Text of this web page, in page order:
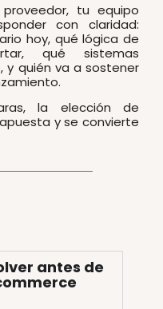
tu equipo
con claridad:
hoy, qué lógica de
qué sistemas
y quién va a sostener
la elección de
y se convierte
antes de